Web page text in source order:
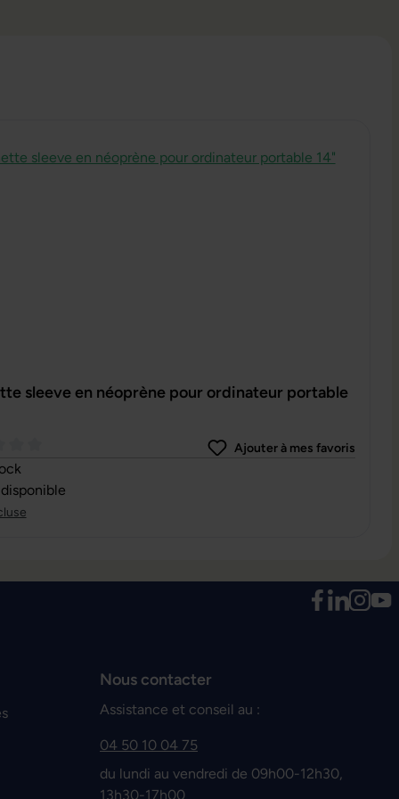
sleeve en néoprène pour ordinateur portable
de 0 sur 5 étoiles
Ajouter à mes favoris
Nous contacter
Assistance et conseil au :
04 50 10 04 75
du lundi au vendredi de 09h00-12h30,
13h30-17h00